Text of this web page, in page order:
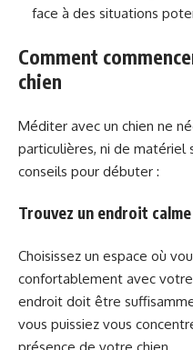
face à des situations
Comment
chien
Méditer avec un chien ne
particulières, ni de matériel
conseils pour débuter :
Trouvez un endroit calme
Choisissez un espace où
confortablement avec
endroit doit être
vous puissiez vous